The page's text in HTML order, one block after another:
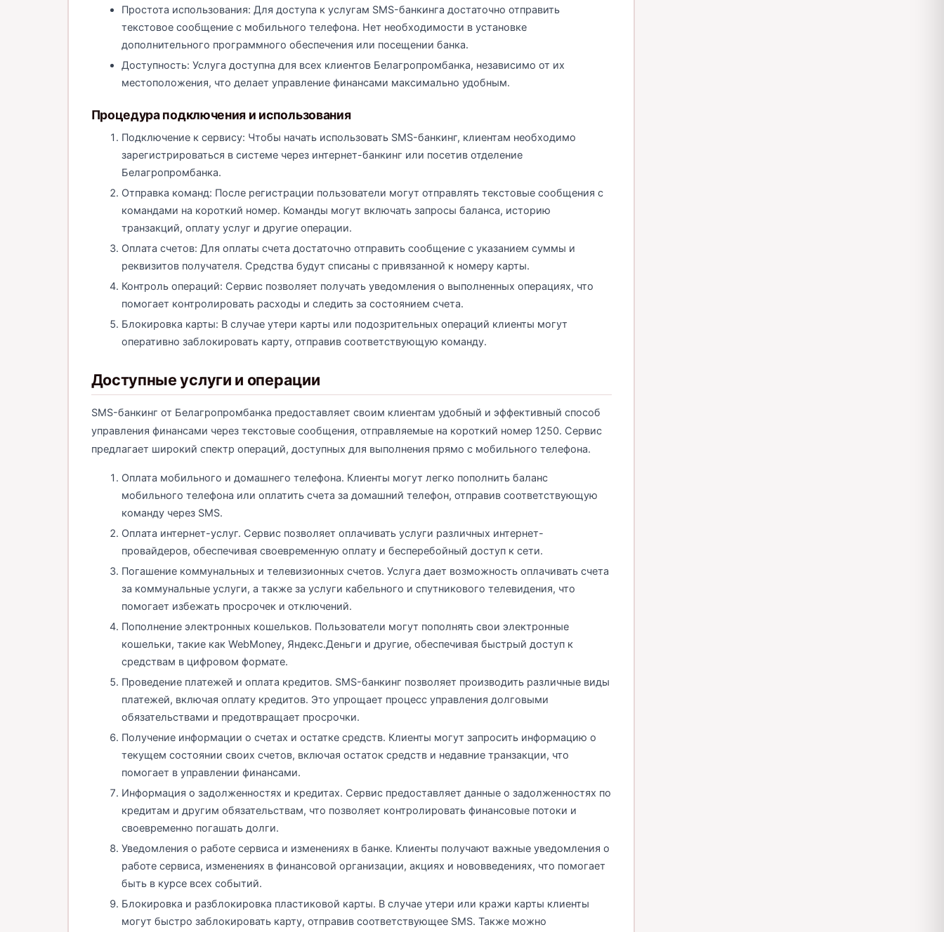
Простота использования: Для доступа к услугам SMS-банкинга достаточно отправить
текстовое сообщение с мобильного телефона. Нет необходимости в установке
дополнительного программного обеспечения или посещении банка.
Доступность: Услуга доступна для всех клиентов Белагропромбанка, независимо от их
местоположения, что делает управление финансами максимально удобным.
Процедура подключения и использования
Подключение к сервису: Чтобы начать использовать SMS-банкинг, клиентам необходимо
зарегистрироваться в системе через интернет-банкинг или посетив отделение
Белагропромбанка.
Отправка команд: После регистрации пользователи могут отправлять текстовые сообщения с
командами на короткий номер. Команды могут включать запросы баланса, историю
транзакций, оплату услуг и другие операции.
Оплата счетов: Для оплаты счета достаточно отправить сообщение с указанием суммы и
реквизитов получателя. Средства будут списаны с привязанной к номеру карты.
Контроль операций: Сервис позволяет получать уведомления о выполненных операциях, что
помогает контролировать расходы и следить за состоянием счета.
Блокировка карты: В случае утери карты или подозрительных операций клиенты могут
оперативно заблокировать карту, отправив соответствующую команду.
Доступные услуги и операции
SMS-банкинг от Белагропромбанка предоставляет своим клиентам удобный и эффективный способ
управления финансами через текстовые сообщения, отправляемые на короткий номер 1250. Сервис
предлагает широкий спектр операций, доступных для выполнения прямо с мобильного телефона.
Оплата мобильного и домашнего телефона. Клиенты могут легко пополнить баланс
мобильного телефона или оплатить счета за домашний телефон, отправив соответствующую
команду через SMS.
Оплата интернет-услуг. Сервис позволяет оплачивать услуги различных интернет-
провайдеров, обеспечивая своевременную оплату и бесперебойный доступ к сети.
Погашение коммунальных и телевизионных счетов. Услуга дает возможность оплачивать счета
за коммунальные услуги, а также за услуги кабельного и спутникового телевидения, что
помогает избежать просрочек и отключений.
Пополнение электронных кошельков. Пользователи могут пополнять свои электронные
кошельки, такие как WebMoney, Яндекс.Деньги и другие, обеспечивая быстрый доступ к
средствам в цифровом формате.
Проведение платежей и оплата кредитов. SMS-банкинг позволяет производить различные виды
платежей, включая оплату кредитов. Это упрощает процесс управления долговыми
обязательствами и предотвращает просрочки.
Получение информации о счетах и остатке средств. Клиенты могут запросить информацию о
текущем состоянии своих счетов, включая остаток средств и недавние транзакции, что
помогает в управлении финансами.
Информация о задолженностях и кредитах. Сервис предоставляет данные о задолженностях по
кредитам и другим обязательствам, что позволяет контролировать финансовые потоки и
своевременно погашать долги.
Уведомления о работе сервиса и изменениях в банке. Клиенты получают важные уведомления о
работе сервиса, изменениях в финансовой организации, акциях и нововведениях, что помогает
быть в курсе всех событий.
Блокировка и разблокировка пластиковой карты. В случае утери или кражи карты клиенты
могут быстро заблокировать карту, отправив соответствующее SMS. Также можно